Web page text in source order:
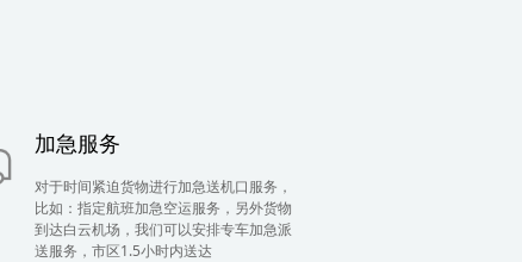
加急服务
对于时间紧迫货物进行加急送机口服务，
比如：指定航班加急空运服务，另外货物
到达白云机场，我们可以安排专车加急派
送服务，市区1.5小时内送达